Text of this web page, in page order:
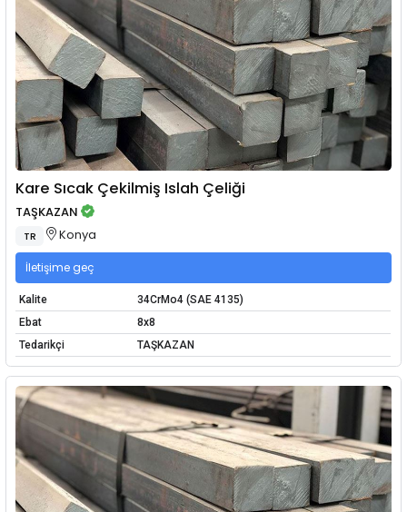
Kare Sıcak Çekilmiş Islah Çeliği
TAŞKAZAN
TR Konya
İletişime geç
Kalite
34CrMo4 (SAE 4135)
Ebat
8x8
Tedarikçi
TAŞKAZAN